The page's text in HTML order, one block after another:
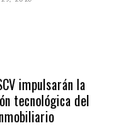
impulsarán la
tecnológica del